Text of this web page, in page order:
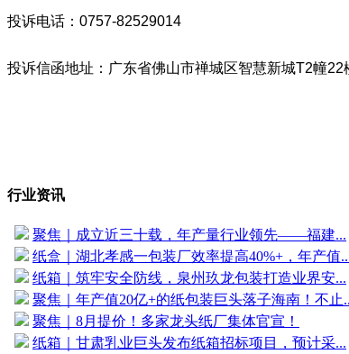
投诉电话：0757-82529014
投诉信函地址：广东省佛山市禅城区智慧新城T2幢22
行业资讯
聚焦｜成立近三十载，年产量行业领先——福建...
纸盒｜湖北孝感一包装厂效率提高40%+，年产值
纸箱｜筑牢安全防线，泉州玖龙包装打造业界安...
聚焦｜年产值20亿+的纸包装巨头落子海南！不止
聚焦｜8月提价！多家龙头纸厂集体官宣！
纸箱｜甘肃乳业巨头发布纸箱招标项目，预计采...